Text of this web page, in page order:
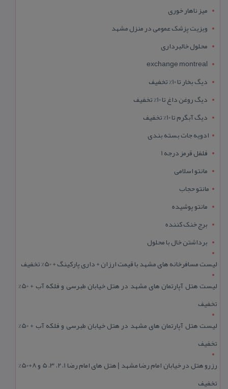
میز ناهار خوری
ویزیت پزشک عمومی در منزل مشهد
محلول خالبرداری
exchange montreal
دیگ بخار تا 10% تخفیف
دیگ روغن داغ تا 10% تخفیف
دیگ آبگرم تا 10% تخفیف
ادویه جات بسته بندی
فلفل قرمز درجه 1
مانتو اسلامی
مانتو حجاب
مانتو پوشیده
برج خنک کننده
برداشتن خال با محلول
لیست مسافرخانه های مشهد با قیمت ارزان + داری پارکینگ + 50% تخفیف
لیست هتل آپارتمان های مشهد در هتل خیابان طبرسی و فلکه آب + 50%
تخفیف
لیست هتل آپارتمان های مشهد در هتل خیابان طبرسی و فلکه آب + 50%
تخفیف
رزرو هتل در خیابان امام رضا مشهد | هتل‌ های امام رضا 1، 2، 3، 5 و 8+50%
تخفیف